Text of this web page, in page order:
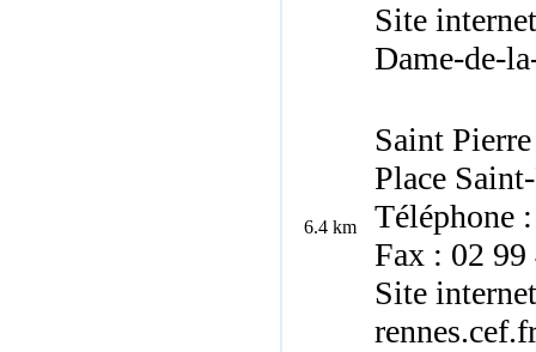
Site
Dame-de-
6.4 km
Saint Pierre
Place
Téléphone
Fax : 02 99
Site